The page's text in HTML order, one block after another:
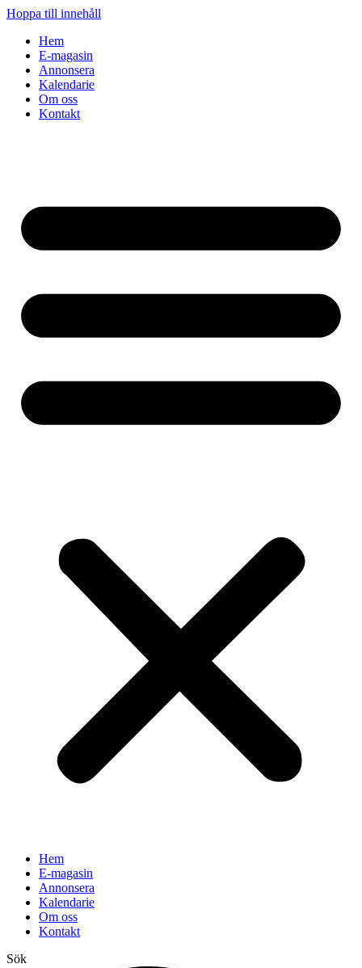
Hoppa till innehåll
Hem
E-magasin
Annonsera
Kalendarie
Om oss
Kontakt
Hem
E-magasin
Annonsera
Kalendarie
Om oss
Kontakt
Sök